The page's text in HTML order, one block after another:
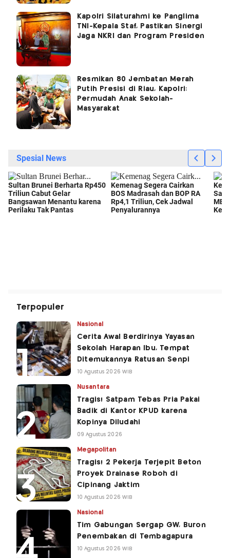
Kapolri Silaturahmi ke Panglima
TNI-Kepala Staf, Pastikan Sinergi
Jaga NKRI dan Program Presiden
Resmikan 80 Jembatan Merah
Putih Presisi di Riau, Kapolri:
Permudah Anak Sekolah-
Masyarakat
Terpopuler
Nasional
Cerita Awal Berdirinya Yayasan
Sekolah Harapan Ibu, Tempat
Ditemukannya Ratusan Senpi
10 Agustus 2026 WIB
Nusantara
Tragis! Satpam Tebas Pria Pakai
Badik di Kantor KPUD karena
Kopinya Diludahi
09 Agustus 2026
Megapolitan
Tragis! 2 Pekerja Terjepit Beton
Proyek Drainase Roboh di
Cipinang Jaktim
10 Agustus 2026 WIB
Nasional
Tim Gabungan Sergap GW, Buron
Penembakan di Tembagapura
10 Agustus 2026 WIB